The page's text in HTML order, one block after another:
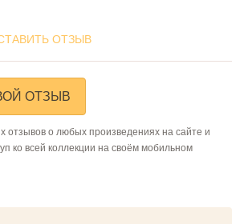
ОТЗЫВ
ОТЗЫВ
отзывов о любых произведениях на сайте и
ко всей коллекции на своём мобильном